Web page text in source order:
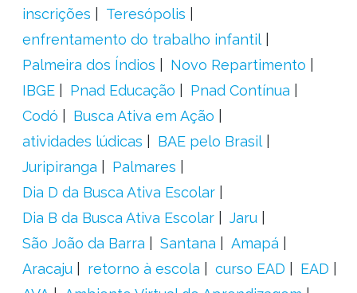
inscrições
Teresópolis
enfrentamento do trabalho infantil
Palmeira dos Índios
Novo Repartimento
IBGE
Pnad Educação
Pnad Contínua
Codó
Busca Ativa em Ação
atividades lúdicas
BAE pelo Brasil
Juripiranga
Palmares
Dia D da Busca Ativa Escolar
Dia B da Busca Ativa Escolar
Jaru
São João da Barra
Santana
Amapá
Aracaju
retorno à escola curso EAD
EAD